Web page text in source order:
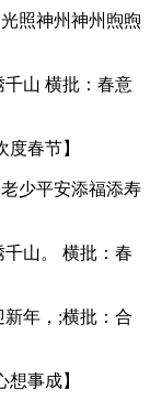
照神州神州煦煦
千山 横批：春意
春节】
少平安添福添寿
山。 横批：春
年，;横批：合
事成】